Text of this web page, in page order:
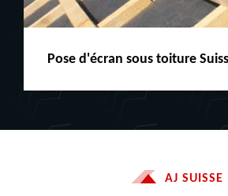
Peinture boiserie LE
AJ SUISSE